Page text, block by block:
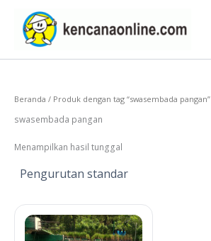
konten
Beranda / Produk dengan tag “swasembada pangan”
swasembada pangan
Menampilkan hasil tunggal